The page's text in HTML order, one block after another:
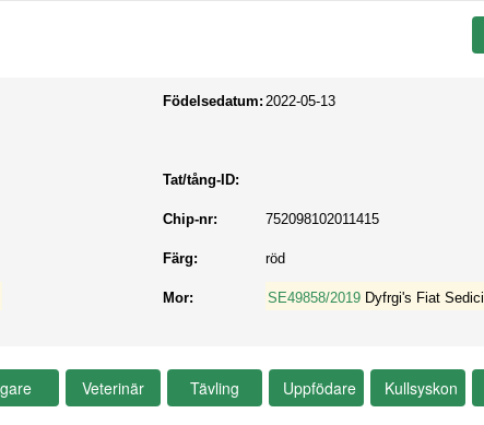
Födelsedatum: 2022-05-13
Tat/tång-ID:
Chip-nr: 752098102011415
Färg: röd
Mor: SE49858/2019 Dyfrgi's Fiat Sedici